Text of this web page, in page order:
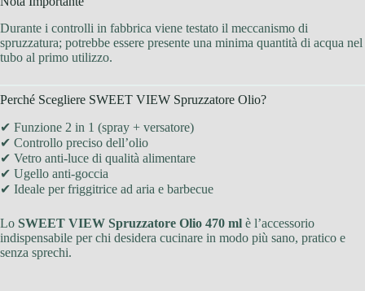
Durante i controlli in fabbrica viene testato il meccanismo di
spruzzatura; potrebbe essere presente una minima quantità di acqua nel
tubo al primo utilizzo.
Perché Scegliere SWEET VIEW Spruzzatore Olio?
✔ Funzione 2 in 1 (spray + versatore)
✔ Controllo preciso dell’olio
✔ Vetro anti-luce di qualità alimentare
✔ Ugello anti-goccia
✔ Ideale per friggitrice ad aria e barbecue
Lo SWEET VIEW Spruzzatore Olio 470 ml è l’accessorio
indispensabile per chi desidera cucinare in modo più sano, pratico e
senza sprechi.